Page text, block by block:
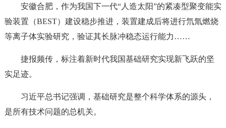
安徽合肥，作为我国下一代“人造太阳”的紧凑型聚变能实
验装置（BEST）建设稳步推进，装置建成后将进行氘氚燃烧
等离子体实验研究，验证其长脉冲稳态运行能力……
捷报频传，标注着新时代我国基础研究实现新飞跃的坚
实足迹。
习近平总书记强调，基础研究是整个科学体系的源头，
是所有技术问题的总机关。